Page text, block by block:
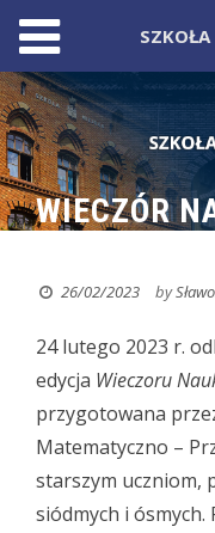
Skip
to
content
WIECZÓR
26/02/2023 by
24 lutego 2023 r.
edycja Wieczoru
przygotowana
Matematyczno –
starszym uczniom,
siódmych i ósmych.